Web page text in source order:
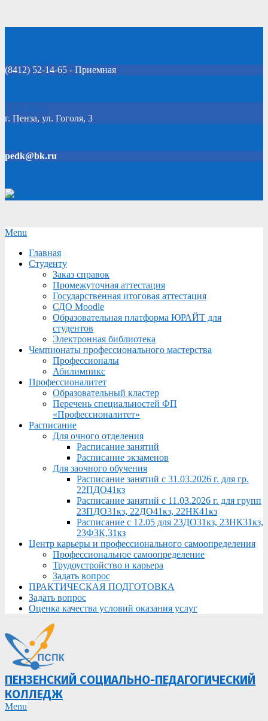
(8412) 52-14-65 - Приемная
Click Here
г. Пенза, ул. Гоголя, 3
pedk@bk.ru
Secondary
Menu
Menu
Главная
Студенту
Заказ справок
Промежуточная аттестация
Государственная итоговая аттестация
СДО Moodle
Образовательная платформа ЮРАЙТ для
студентов
Электронная библиотека
Чемпионаты профессионального мастерства
Профессионалы
Абилимпикс
Профессионалитет
Образовательный кластер
Перечень специальностей ФП
«Профессионалитет»
Расписание
Для очного отделения
Расписание занятий
Расписание экзаменов
Для заочного обучения
Расписание занятий с 31.03.2026 г. для гр.
22ПДО41кз
Расписание занятий с 11.03.2026 г. для групп
23ПДО31кз, 22ДО41кз, 22НК41кз
Расписание с 12.05 для 23ДО31кз, 23НК31кз,
23ФЗК,31кз
Центр карьеры и профессионального самоопределения
Профессиональное самоопределение
Трудоустройство и карьера
Задать вопрос
ПРАКТИЧЕСКАЯ ПОДГОТОВКА
Задать вопрос
Оценка качества условий оказания услуг
ПЕНЗЕНСКИЙ СОЦИАЛЬНО-ПЕДАГОГИЧЕСКИЙ
КОЛЛЕДЖ
Primary
Menu